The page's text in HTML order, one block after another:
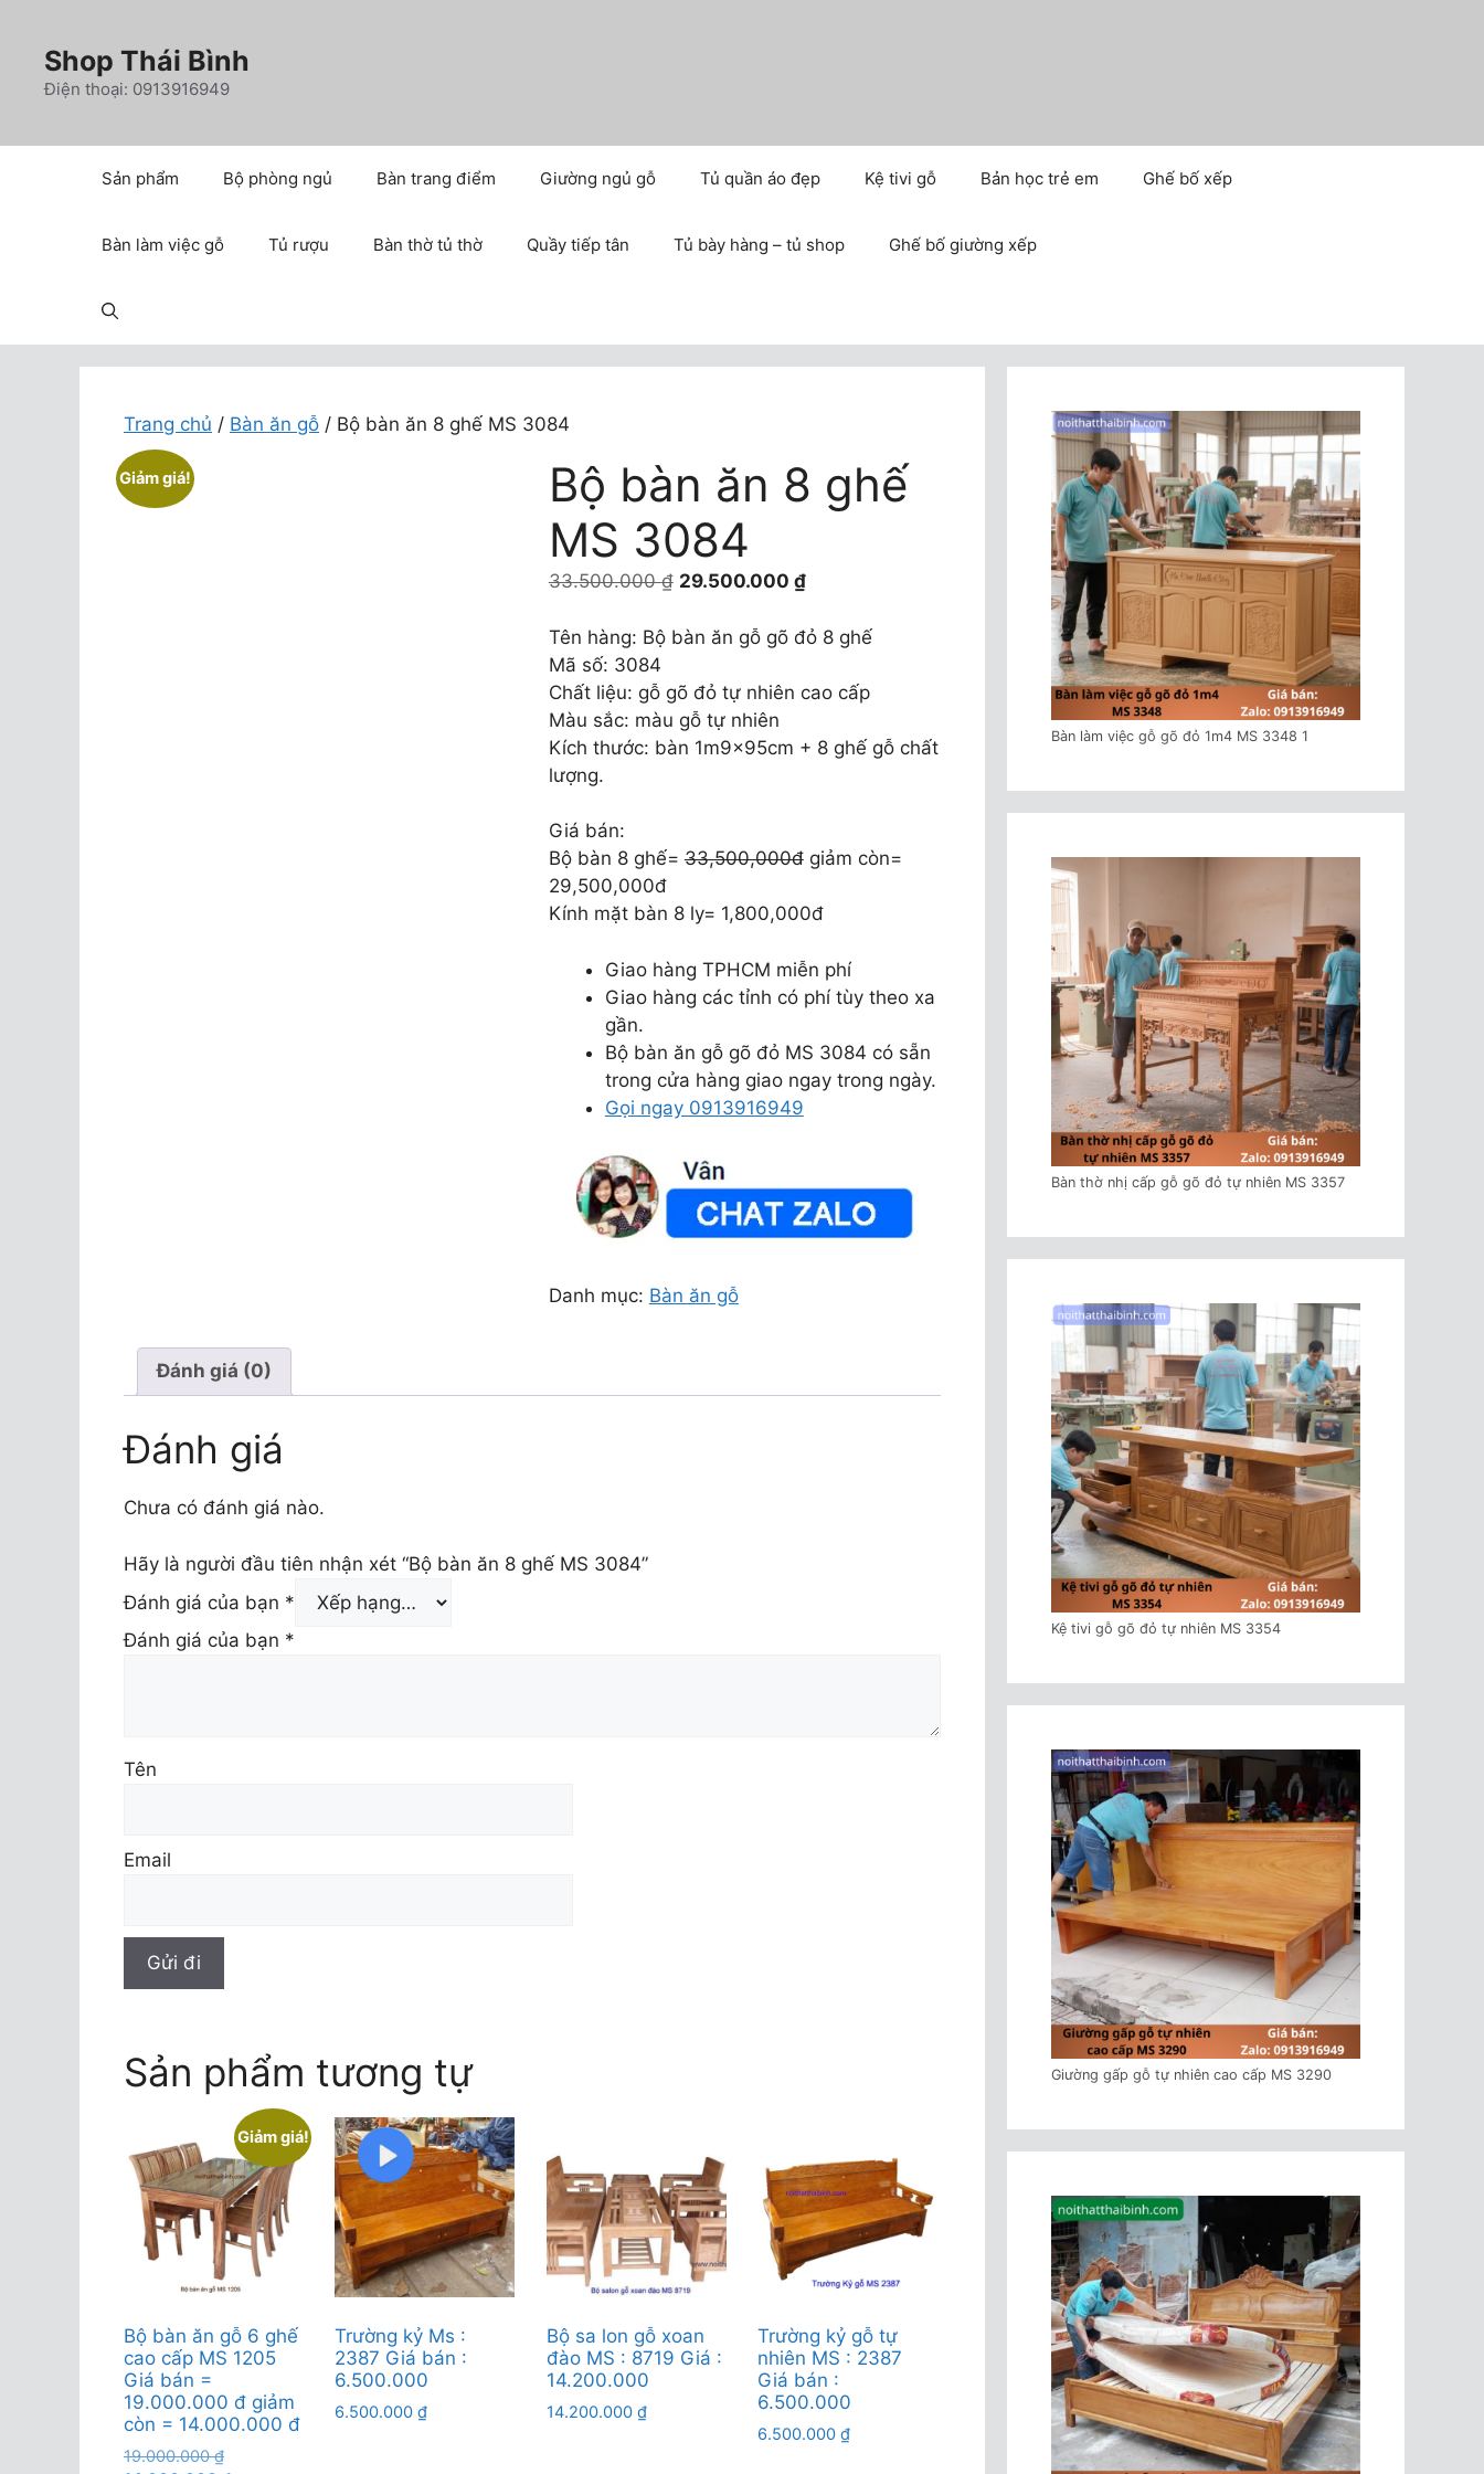
dung
Shop Thái Bình
Điện thoại: 0913916949
Sản phẩm Bộ phòng ngủ Bàn trang điểm Giường ngủ gỗ Tủ quần áo đẹp Kệ tivi gỗ Bản học trẻ em Ghế bố xếp
Bàn làm việc gỗ Tủ rượu Bàn thờ tủ thờ Quầy tiếp tân Tủ bày hàng – tủ shop Ghế bố giường xếp
Trang chủ / Bàn ăn gỗ / Bộ bàn ăn 8 ghế MS 3084
Giảm giá!
Bộ bàn ăn 8 ghế
MS 3084
33.500.000₫ Giá
là:
29.500.000 ₫Giá
tại
29.500.000 ₫.
Tên hàng: Bộ bàn ăn gỗ gõ đỏ 8 ghế
Mã số: 3084
Chất liệu: gỗ gõ đỏ tự nhiên cao cấp
Màu sắc: màu gỗ tự nhiên
Kích thước: bàn 1m9x95cm + 8 ghế gỗ chất
lượng.
Giá bán:
Bộ bàn 8 ghế=33,500,000đgiảm còn=
29,500,000đ
Kính mặt bàn 8 ly= 1,800,000đ
Giao hàng TPHCM miễn phí
Giao hàng các tỉnh có phí tùy theo xa
gần.
Bộ bàn ăn gỗ gõ đỏ MS 3084 có sẵn
trong cửa hàng giao ngay trong ngày.
Gọi ngay 0913916949
Danh mục: Bàn ăn gỗ
Đánh giá (0)
Đánh giá
Chưa có đánh giá nào.
Hãy là người đầu tiên nhận xét “Bộ bàn ăn 8 ghế MS 3084”
Đánh giá của bạn *
Đánh giá của bạn *
Tên
Email
Sản phẩm tương tự
Giảm giá!
Bộ bàn ăn gỗ 6 ghế
cao cấp MS 1205
Giá bán =
19.000.000 đ giảm
còn = 14.000.000 đ
19.000.000₫Giá
Trường kỷ Ms :
2387 Giá bán :
6.500.000
6.500.000₫
Bộ sa lon gỗ xoan
đào MS : 8719 Giá :
14.200.000
14.200.000 ₫
Trường kỷ gỗ tự
nhiên MS : 2387
Giá bán :
6.500.000
6.500.000 ₫
Bàn làm việc gỗ gõ đỏ 1m4 MS 3348 1
Bàn thờ nhị cấp gỗ gõ đỏ tự nhiên MS 3357
Kệ tivi gỗ gõ đỏ tự nhiên MS 3354
Giường gấp gỗ tự nhiên cao cấp MS 3290